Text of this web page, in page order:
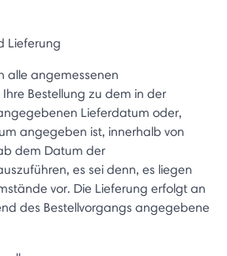
Lieferung
alle angemessenen
Bestellung zu dem in der
Lieferdatum oder,
angegeben ist, innerhalb von
dem Datum der
es sei denn, es liegen
vor. Die Lieferung erfolgt an
des Bestellvorgangs angegebene